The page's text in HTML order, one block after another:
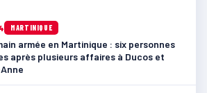
MARTINIQUE
armée en Martinique : six personnes
après plusieurs affaires à Ducos et